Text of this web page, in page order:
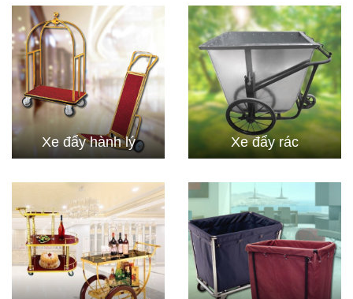
Xe đẩy hành lý Xe đẩy rác